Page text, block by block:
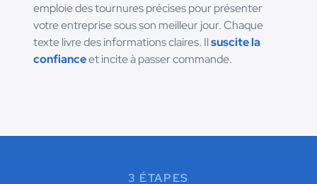
emploie des tournures précises pour présenter
votre entreprise sous son meilleur jour. Chaque
texte livre des informations claires. Ilsuscite la
confianceet incite à passer commande.
3 ÉTAPES